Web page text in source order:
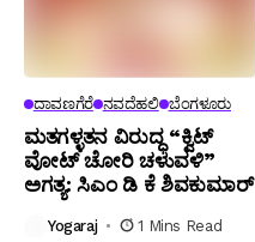
ದಾವಣಗೆರೆ ನವದೆಹಲಿ ಬೆಂಗಳೂರು
ಮತಗಳ್ಳತನ ವಿರುದ್ಧ “ಕ್ವಿಟ್
ವೋಟ್ ಚೋರಿ ಚಳುವಳಿ”
ಅಗತ್ಯ: ಸಿಎಂ ಡಿ ಕೆ ಶಿವಕುಮಾರ್
Yogaraj 1 Mins Read